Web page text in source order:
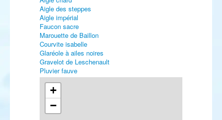
Aigle des steppes
Aigle impérial
Faucon sacre
Marouette de Baillon
Courvite isabelle
Glaréole à ailes noires
Gravelot de Leschenault
Pluvier fauve
Bécasseau semipalmé
Bécasseau à cou roux
Bécasseau minuscule
Bécasseau de Bonaparte
Bécasseau de Baird
+
−